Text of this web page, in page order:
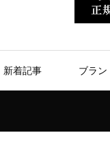
新着記事 ブラン